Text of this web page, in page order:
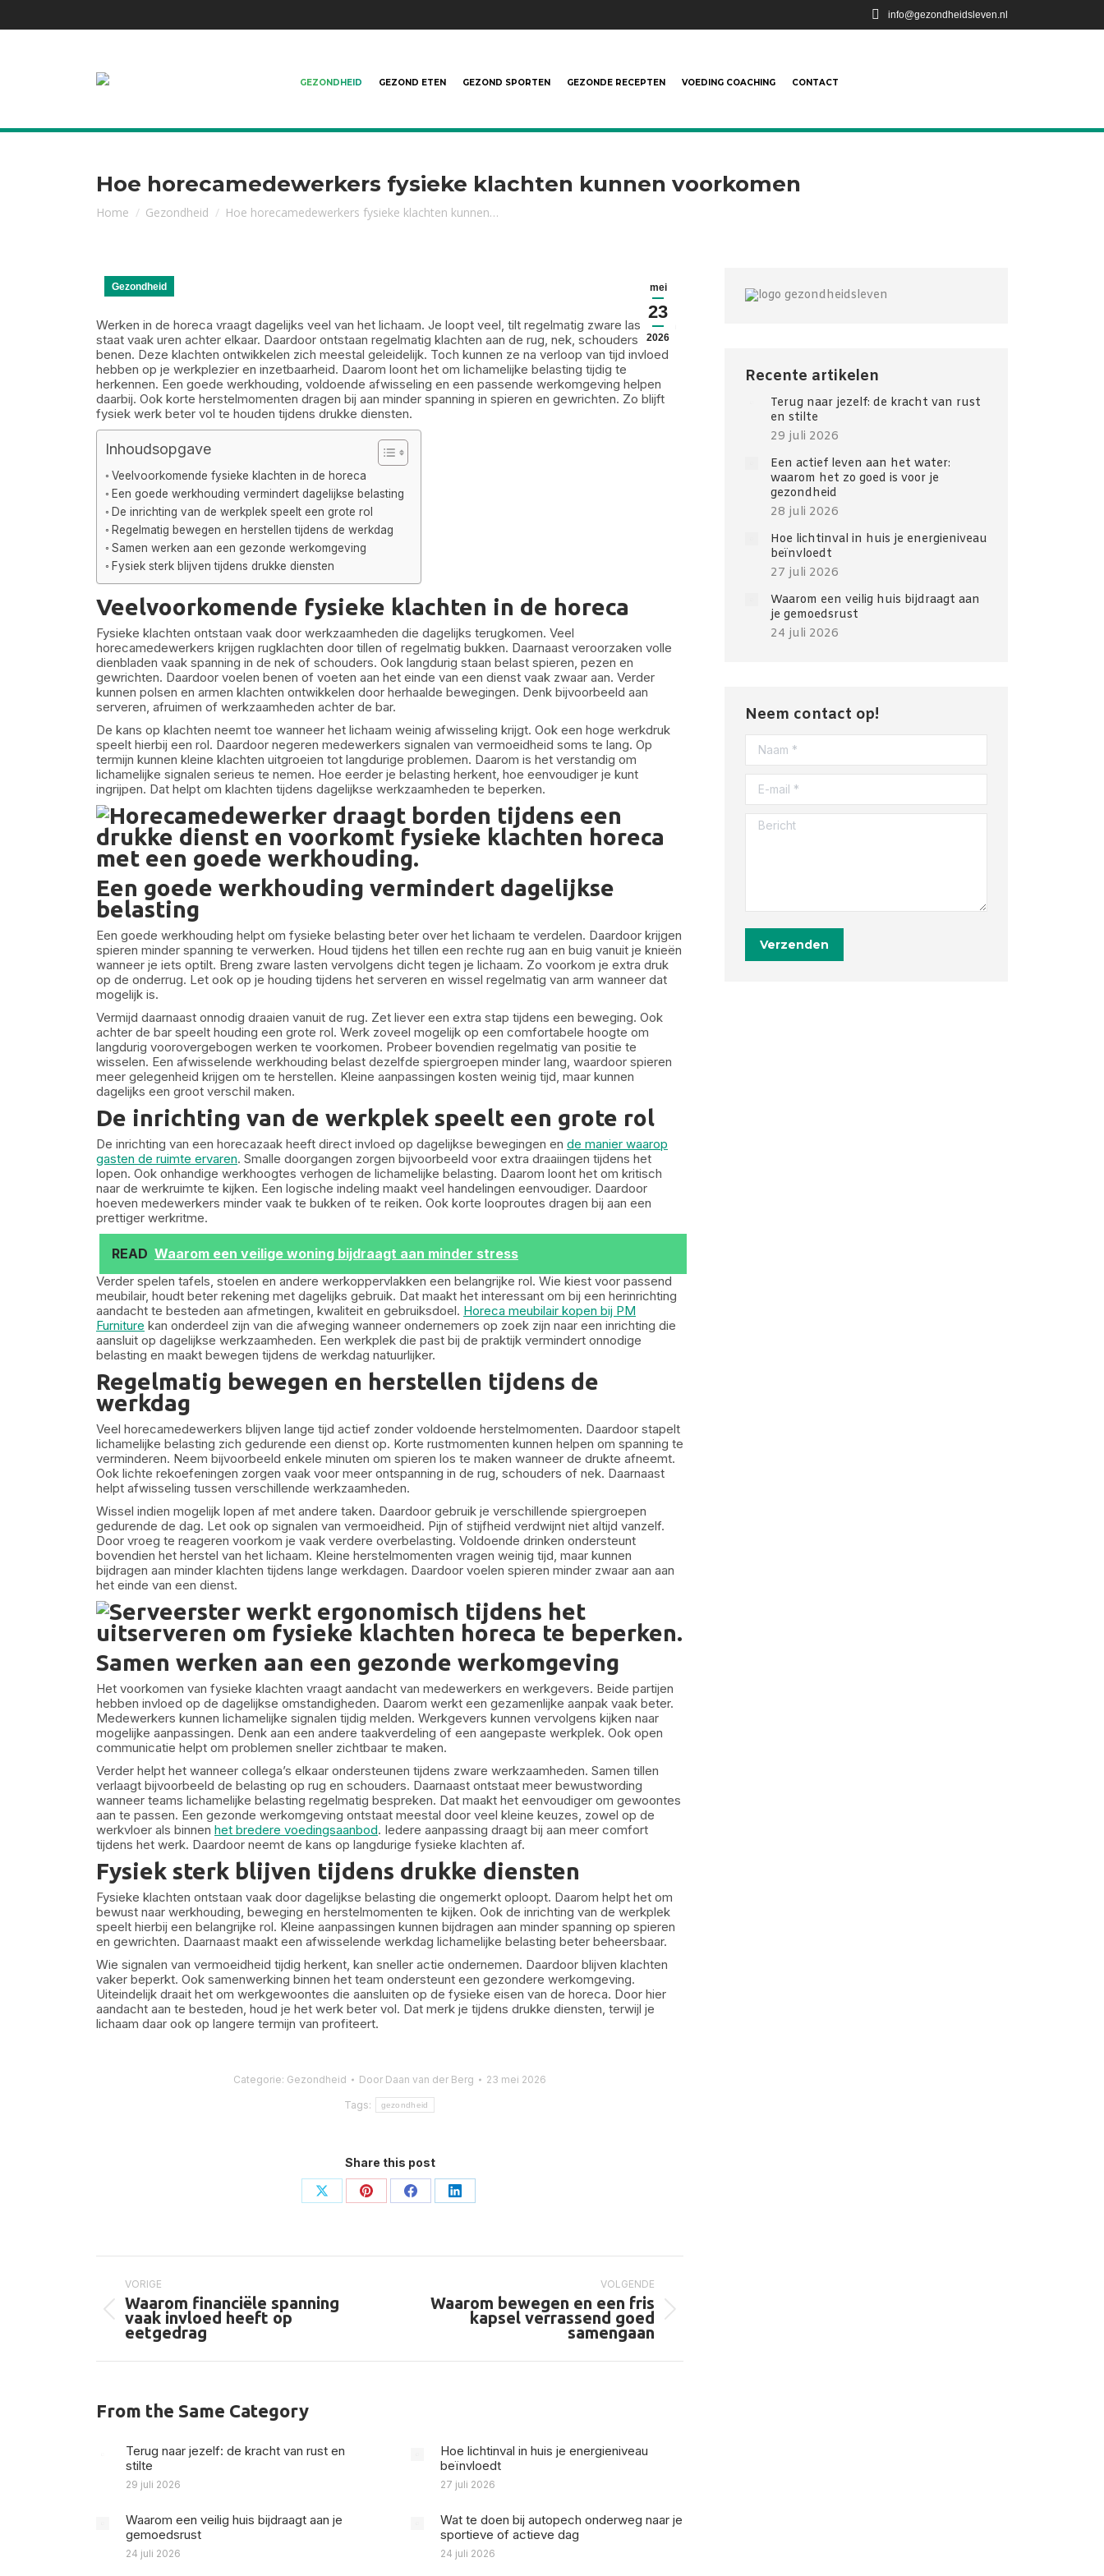
info@gezondheidsleven.nl
GEZONDHEID GEZOND ETEN GEZOND SPORTEN GEZONDE RECEPTEN VOEDING COACHING CONTACT
Hoe horecamedewerkers fysieke klachten kunnen voorkomen
Je bent hier:
Home Gezondheid Hoe horecamedewerkers fysieke klachten kunnen…
mei
23
2026
Gezondheid
Werken in de horeca vraagt dagelijks veel van het lichaam. Je loopt veel, tilt regelmatig zware lasten en
staat vaak uren achter elkaar. Daardoor ontstaan regelmatig klachten aan de rug, nek, schouders of
benen. Deze klachten ontwikkelen zich meestal geleidelijk. Toch kunnen ze na verloop van tijd invloed
hebben op je werkplezier en inzetbaarheid. Daarom loont het om lichamelijke belasting tijdig te
herkennen. Een goede werkhouding, voldoende afwisseling en een passende werkomgeving helpen
daarbij. Ook korte herstelmomenten dragen bij aan minder spanning in spieren en gewrichten. Zo blijft
fysiek werk beter vol te houden tijdens drukke diensten.
Inhoudsopgave
Veelvoorkomende fysieke klachten in de horeca
Een goede werkhouding vermindert dagelijkse belasting
De inrichting van de werkplek speelt een grote rol
Regelmatig bewegen en herstellen tijdens de werkdag
Samen werken aan een gezonde werkomgeving
Fysiek sterk blijven tijdens drukke diensten
Veelvoorkomende fysieke klachten in de horeca
Fysieke klachten ontstaan vaak door werkzaamheden die dagelijks terugkomen. Veel
horecamedewerkers krijgen rugklachten door tillen of regelmatig bukken. Daarnaast veroorzaken volle
dienbladen vaak spanning in de nek of schouders. Ook langdurig staan belast spieren, pezen en
gewrichten. Daardoor voelen benen of voeten aan het einde van een dienst vaak zwaar aan. Verder
kunnen polsen en armen klachten ontwikkelen door herhaalde bewegingen. Denk bijvoorbeeld aan
serveren, afruimen of werkzaamheden achter de bar.
De kans op klachten neemt toe wanneer het lichaam weinig afwisseling krijgt. Ook een hoge werkdruk
speelt hierbij een rol. Daardoor negeren medewerkers signalen van vermoeidheid soms te lang. Op
termijn kunnen kleine klachten uitgroeien tot langdurige problemen. Daarom is het verstandig om
lichamelijke signalen serieus te nemen. Hoe eerder je belasting herkent, hoe eenvoudiger je kunt
ingrijpen. Dat helpt om klachten tijdens dagelijkse werkzaamheden te beperken.
Een goede werkhouding vermindert dagelijkse
belasting
Een goede werkhouding helpt om fysieke belasting beter over het lichaam te verdelen. Daardoor krijgen
spieren minder spanning te verwerken. Houd tijdens het tillen een rechte rug aan en buig vanuit je knieën
wanneer je iets optilt. Breng zware lasten vervolgens dicht tegen je lichaam. Zo voorkom je extra druk
op de onderrug. Let ook op je houding tijdens het serveren en wissel regelmatig van arm wanneer dat
mogelijk is.
Vermijd daarnaast onnodig draaien vanuit de rug. Zet liever een extra stap tijdens een beweging. Ook
achter de bar speelt houding een grote rol. Werk zoveel mogelijk op een comfortabele hoogte om
langdurig voorovergebogen werken te voorkomen. Probeer bovendien regelmatig van positie te
wisselen. Een afwisselende werkhouding belast dezelfde spiergroepen minder lang, waardoor spieren
meer gelegenheid krijgen om te herstellen. Kleine aanpassingen kosten weinig tijd, maar kunnen
dagelijks een groot verschil maken.
De inrichting van de werkplek speelt een grote rol
De inrichting van een horecazaak heeft direct invloed op dagelijkse bewegingen en de manier waarop
gasten de ruimte ervaren. Smalle doorgangen zorgen bijvoorbeeld voor extra draaiingen tijdens het
lopen. Ook onhandige werkhoogtes verhogen de lichamelijke belasting. Daarom loont het om kritisch
naar de werkruimte te kijken. Een logische indeling maakt veel handelingen eenvoudiger. Daardoor
hoeven medewerkers minder vaak te bukken of te reiken. Ook korte looproutes dragen bij aan een
prettiger werkritme.
READ Waarom een veilige woning bijdraagt aan minder stress
Verder spelen tafels, stoelen en andere werkoppervlakken een belangrijke rol. Wie kiest voor passend
meubilair, houdt beter rekening met dagelijks gebruik. Dat maakt het interessant om bij een herinrichting
aandacht te besteden aan afmetingen, kwaliteit en gebruiksdoel. Horeca meubilair kopen bij PM
Furniture kan onderdeel zijn van die afweging wanneer ondernemers op zoek zijn naar een inrichting die
aansluit op dagelijkse werkzaamheden. Een werkplek die past bij de praktijk vermindert onnodige
belasting en maakt bewegen tijdens de werkdag natuurlijker.
Regelmatig bewegen en herstellen tijdens de
werkdag
Veel horecamedewerkers blijven lange tijd actief zonder voldoende herstelmomenten. Daardoor stapelt
lichamelijke belasting zich gedurende een dienst op. Korte rustmomenten kunnen helpen om spanning te
verminderen. Neem bijvoorbeeld enkele minuten om spieren los te maken wanneer de drukte afneemt.
Ook lichte rekoefeningen zorgen vaak voor meer ontspanning in de rug, schouders of nek. Daarnaast
helpt afwisseling tussen verschillende werkzaamheden.
Wissel indien mogelijk lopen af met andere taken. Daardoor gebruik je verschillende spiergroepen
gedurende de dag. Let ook op signalen van vermoeidheid. Pijn of stijfheid verdwijnt niet altijd vanzelf.
Door vroeg te reageren voorkom je vaak verdere overbelasting. Voldoende drinken ondersteunt
bovendien het herstel van het lichaam. Kleine herstelmomenten vragen weinig tijd, maar kunnen
bijdragen aan minder klachten tijdens lange werkdagen. Daardoor voelen spieren minder zwaar aan aan
het einde van een dienst.
Samen werken aan een gezonde werkomgeving
Het voorkomen van fysieke klachten vraagt aandacht van medewerkers en werkgevers. Beide partijen
hebben invloed op de dagelijkse omstandigheden. Daarom werkt een gezamenlijke aanpak vaak beter.
Medewerkers kunnen lichamelijke signalen tijdig melden. Werkgevers kunnen vervolgens kijken naar
mogelijke aanpassingen. Denk aan een andere taakverdeling of een aangepaste werkplek. Ook open
communicatie helpt om problemen sneller zichtbaar te maken.
Verder helpt het wanneer collega’s elkaar ondersteunen tijdens zware werkzaamheden. Samen tillen
verlaagt bijvoorbeeld de belasting op rug en schouders. Daarnaast ontstaat meer bewustwording
wanneer teams lichamelijke belasting regelmatig bespreken. Dat maakt het eenvoudiger om gewoontes
aan te passen. Een gezonde werkomgeving ontstaat meestal door veel kleine keuzes, zowel op de
werkvloer als binnen het bredere voedingsaanbod. Iedere aanpassing draagt bij aan meer comfort
tijdens het werk. Daardoor neemt de kans op langdurige fysieke klachten af.
Fysiek sterk blijven tijdens drukke diensten
Fysieke klachten ontstaan vaak door dagelijkse belasting die ongemerkt oploopt. Daarom helpt het om
bewust naar werkhouding, beweging en herstelmomenten te kijken. Ook de inrichting van de werkplek
speelt hierbij een belangrijke rol. Kleine aanpassingen kunnen bijdragen aan minder spanning op spieren
en gewrichten. Daarnaast maakt een afwisselende werkdag lichamelijke belasting beter beheersbaar.
Wie signalen van vermoeidheid tijdig herkent, kan sneller actie ondernemen. Daardoor blijven klachten
vaker beperkt. Ook samenwerking binnen het team ondersteunt een gezondere werkomgeving.
Uiteindelijk draait het om werkgewoontes die aansluiten op de fysieke eisen van de horeca. Door hier
aandacht aan te besteden, houd je het werk beter vol. Dat merk je tijdens drukke diensten, terwijl je
lichaam daar ook op langere termijn van profiteert.
Categorie: Gezondheid Door Daan van der Berg 23 mei 2026
Tags: gezondheid
Share this post
Deel
Deel
Deel
Deel
Bericht
navigatie
VORIGE
Vorig
bericht
Waarom financiële spanning
vaak invloed heeft op
eetgedrag
VOLGENDE
Volgend
Waarom bewegen en een fris
kapsel verrassend goed
samengaan
From the Same Category
Terug naar jezelf: de kracht van rust en
stilte
29 juli 2026
Hoe lichtinval in huis je energieniveau
beïnvloedt
27 juli 2026
Waarom een veilig huis bijdraagt aan je
gemoedsrust
24 juli 2026
Wat te doen bij autopech onderweg naar je
sportieve of actieve dag
24 juli 2026
Recente artikelen
Terug naar jezelf: de kracht van rust
en stilte
29 juli 2026
Een actief leven aan het water:
waarom het zo goed is voor je
gezondheid
28 juli 2026
Hoe lichtinval in huis je energieniveau
beïnvloedt
27 juli 2026
Waarom een veilig huis bijdraagt aan
je gemoedsrust
24 juli 2026
Neem contact op!
Naam *
E-mail *
Bericht
Verzenden